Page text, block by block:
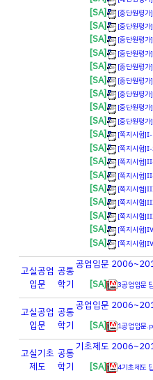
[SA] [중단원평
[SA] [중단원평
[SA] [중단원평
[SA] [중단원평
[SA] [중단원평
[SA] [중단원평
[SA] [중단원평
[SA] [중단원평
[SA] [중단원평
[SA] [쪽지시험
[SA] [쪽지시험
[SA] [쪽지시험
[SA] [쪽지시험
[SA] [쪽지시험
[SA] [쪽지시험
[SA] [쪽지시험
[SA] [쪽지시험
[SA] [쪽지시험
고실공업
입문
공통
학기
공업입문
[SA]
3공업입문
고실공업
입문
공통
학기
공업입문
[SA]
1공업입문
고실기초
제도
공통
학기
기초제도
[SA]
4기초제도